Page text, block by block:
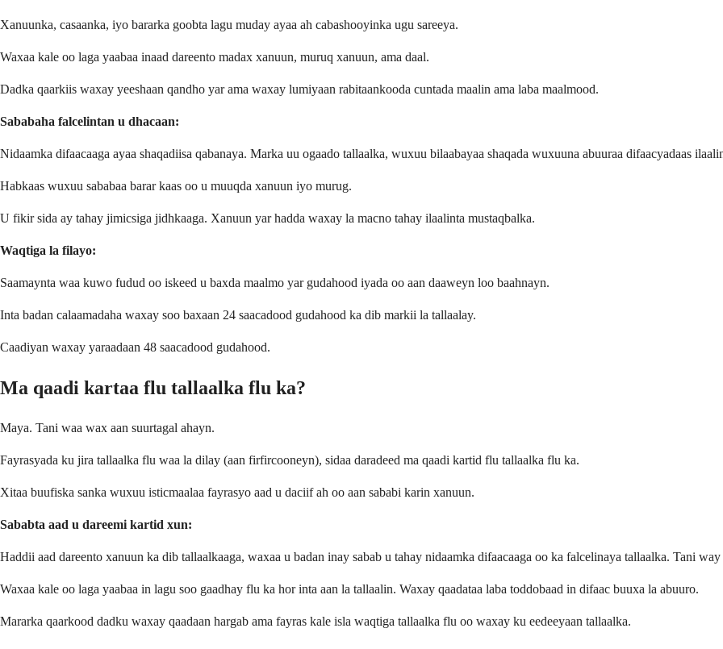
Xanuunka, casaanka, iyo bararka goobta lagu muday ayaa ah cabashooyinka ugu sareeya.
Waxaa kale oo laga yaabaa inaad dareento madax xanuun, muruq xanuun, ama daal.
Dadka qaarkiis waxay yeeshaan qandho yar ama waxay lumiyaan rabitaankooda cuntada maalin ama laba maalmood.
Sababaha falcelintan u dhacaan:
Nidaamka difaacaaga ayaa shaqadiisa qabanaya. Marka uu ogaado tallaalka, wuxuu bilaabayaa shaqada wuxuuna abuuraa difaacyadaas
Habkaas wuxuu sababaa barar kaas oo u muuqda xanuun iyo murug.
U fikir sida ay tahay jimicsiga jidhkaaga. Xanuun yar hadda waxay la macno tahay ilaalinta mustaqbalka.
Waqtiga la filayo:
Saamaynta waa kuwo fudud oo iskeed u baxda maalmo yar gudahood iyada oo aan daaweyn loo baahnayn.
Inta badan calaamadaha waxay soo baxaan 24 saacadood gudahood ka dib markii la tallaalay.
Caadiyan waxay yaraadaan 48 saacadood gudahood.
Ma qaadi kartaa flu tallaalka flu ka?
Maya. Tani waa wax aan suurtagal ahayn.
Fayrasyada ku jira tallaalka flu waa la dilay (aan firfircooneyn), sidaa daradeed ma qaadi kartid flu tallaalka flu ka.
Xitaa buufiska sanka wuxuu isticmaalaa fayrasyo aad u daciif ah oo aan sababi karin xanuun.
Sababta aad u dareemi kartid xun:
Haddii aad dareento xanuun ka dib tallaalkaaga, waxaa u badan inay sabab u tahay nidaamka difaacaaga oo ka falcelinaya tallaalka. Tani
Waxaa kale oo laga yaabaa in lagu soo gaadhay flu ka hor inta aan la tallaalin. Waxay qaadataa laba toddobaad in difaac buuxa la abuuro.
Mararka qaarkood dadku waxay qaadaan hargab ama fayras kale isla waqtiga tallaalka flu oo waxay ku eedeeyaan tallaalka.